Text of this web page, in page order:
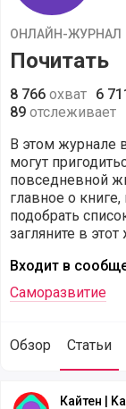
ОНЛАЙН-ЖУРНАЛ
Почитать
8 766 охват 6
89 отслеживает
В этом журнале
могут
повседневной
главное о
подобрать
загляните в этот
Входит в
Саморазвитие
Обзор Статьи
Статьи для
Кайтен |